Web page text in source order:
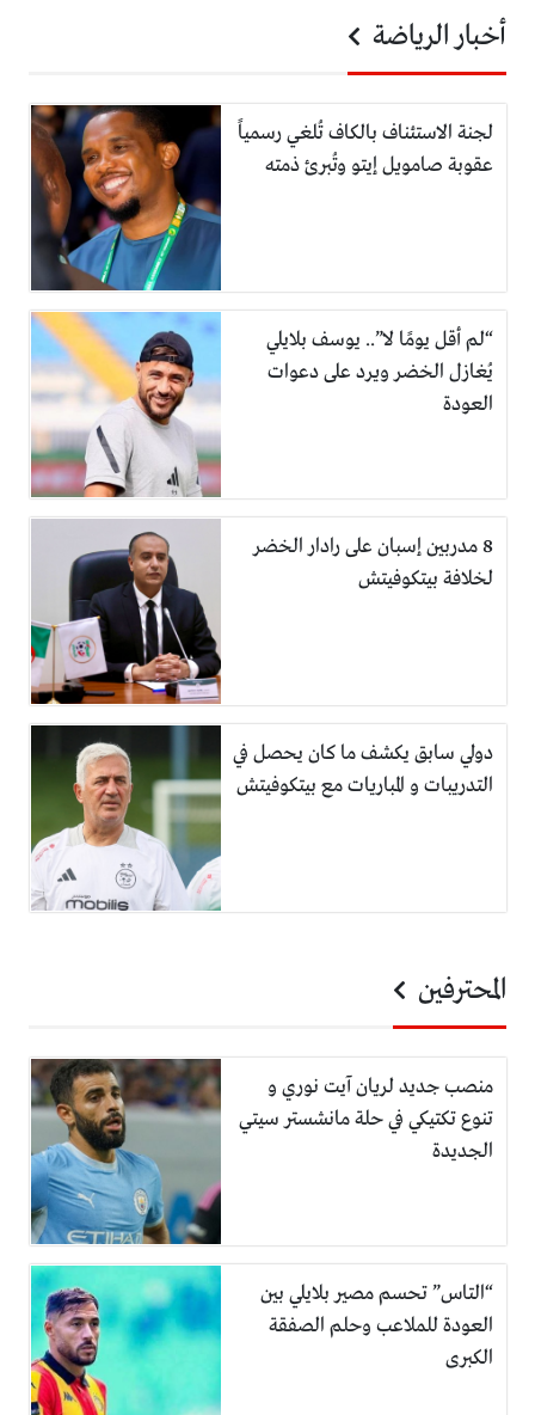
أخبار الرياضة
لجنة الاستئناف بالكاف تُلغي رسمياً
عقوبة صامويل إيتو وتُبرئ ذمته
“لم أقل يومًا لا”.. يوسف بلايلي
يُغازل الخضر ويرد على دعوات
العودة
8 مدربين إسبان على رادار الخضر
لخلافة بيتكوفيتش
دولي سابق يكشف ما كان يحصل في
التدريبات و المباريات مع بيتكوفيتش
المحترفين
منصب جديد لريان آيت نوري و
تنوع تكتيكي في حلة مانشستر سيتي
الجديدة
“التاس” تحسم مصير بلايلي بين
العودة للملاعب وحلم الصفقة
الكبرى